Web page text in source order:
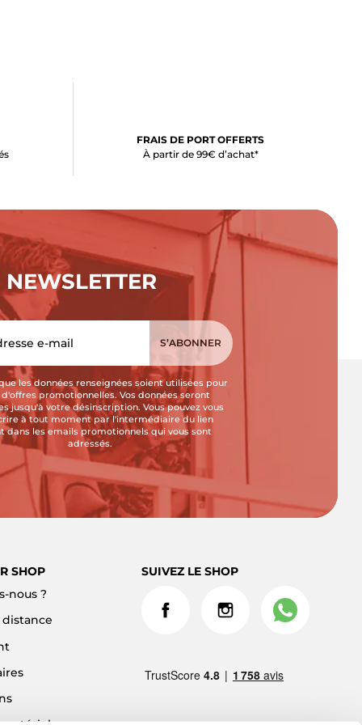
FRAIS DE PORT OFFERTS
À partir de 99€ d’achat*
NEWSLETTER
les données renseignées soient utilisées pour
d'offres promotionnelles. Vos données seront
jusqu'à votre désinscription. Vous pouvez vous
à tout moment par l'intermédiaire du lien
dans les emails promotionnels qui vous sont
adressés.
SHOP
nous ?
distance
SUIVEZ LE SHOP